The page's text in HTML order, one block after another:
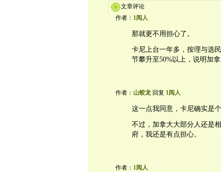
文章评论
作者： 1阅人
那就更不用担心了。
卡尼上台一年多，按理与选
节攀升至50%以上，说明加
作者： 山蛟龙回复 1阅人
这一点我同意，卡尼确实是
不过，加拿大大部分人还是
府，我还是有点担心。
作者： 1阅人